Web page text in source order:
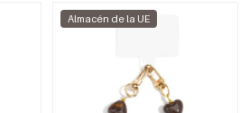
Almacén de la UE